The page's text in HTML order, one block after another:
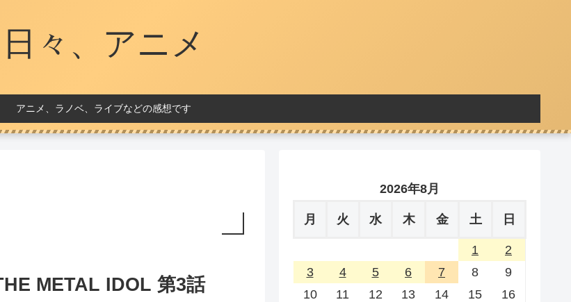
日々、アニメ
アニメ、ラノベ、ライブなどの感想です
METAL IDOL 第3話
2026年8月
月 火 水 木 金 土 日
1
2
3
4 5 6 7 8
9
10
11 12 13 14 15
16